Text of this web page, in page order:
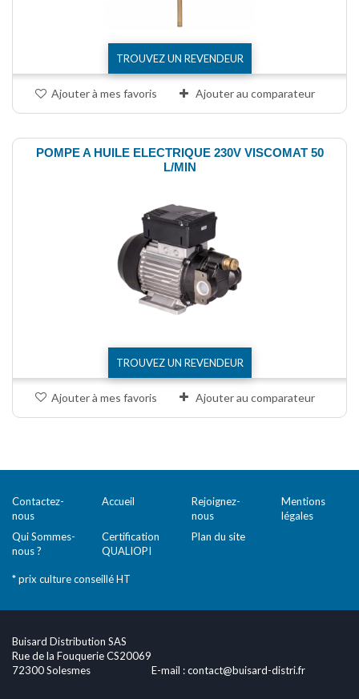
TROUVEZ UN REVENDEUR
Ajouter à mes favoris Ajouter au comparateur
POMPE A HUILE ELECTRIQUE 230V VISCOMAT 50
L/MIN
TROUVEZ UN REVENDEUR
Ajouter à mes favoris Ajouter au comparateur
Contactez-
nous
Accueil
Rejoignez-
nous
Mentions
légales
Qui Sommes-
nous ?
Certification
QUALIOPI
Plan du site
* prix culture conseillé HT
Buisard Distribution SAS
Rue de la Fouquerie CS20069
72300 Solesmes
E-mail :contact@buisard-distri.fr